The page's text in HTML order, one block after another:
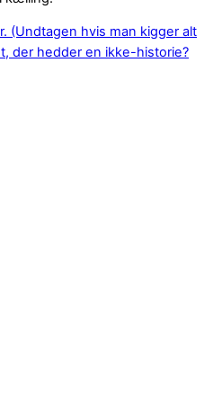
(Undtagen hvis man kigger alt
der hedder en ikke-historie?